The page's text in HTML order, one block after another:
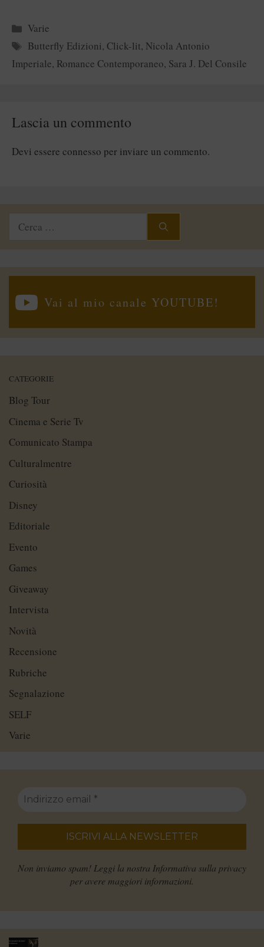
Categorie
Varie
Tag
Butterfly Edizioni,Click-lit, Nicola Antonio
Imperiale, Romance Contemporaneo, Sara J. Del Consile
Lascia un commento
Devi essere connesso per inviare un commento.
Ricerca
Vai al mio canale YOUTUBE!
CATEGORIE
Blog Tour
Cinema e Serie Tv
Comunicato Stampa
Culturalmentre
Curiosità
Disney
Editoriale
Evento
Games
Giveaway
Intervista
Novità
Recensione
Rubriche
Segnalazione
SELF
Varie
Non inviamo spam! Leggi la nostra Informativa sulla privacy
per avere maggiori informazioni.